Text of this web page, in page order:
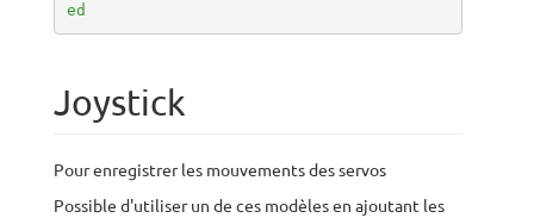
ed
Joystick
Pour enregistrer les mouvements des servos
Possible d'utiliser un de ces modèles en ajoutant les